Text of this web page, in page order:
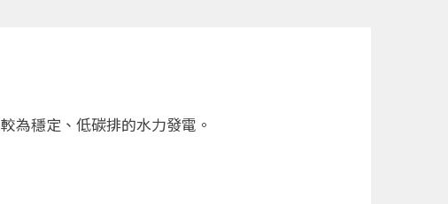
為穩定、低碳排的水力發電。